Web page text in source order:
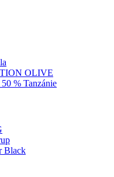
OLIVE
% Tanzánie
Black